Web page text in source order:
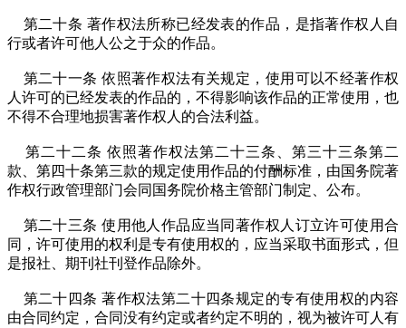
第二十条 著作权法所称已经发表的作品，是指著作权人自
行或者许可他人公之于众的作品。
第二十一条 依照著作权法有关规定，使用可以不经著作权
人许可的已经发表的作品的，不得影响该作品的正常使用，也
不得不合理地损害著作权人的合法利益。
第二十二条 依照著作权法第二十三条、第三十三条第二
款、第四十条第三款的规定使用作品的付酬标准，由国务院著
作权行政管理部门会同国务院价格主管部门制定、公布。
第二十三条 使用他人作品应当同著作权人订立许可使用合
同，许可使用的权利是专有使用权的，应当采取书面形式，但
是报社、期刊社刊登作品除外。
第二十四条 著作权法第二十四条规定的专有使用权的内容
由合同约定，合同没有约定或者约定不明的，视为被许可人有